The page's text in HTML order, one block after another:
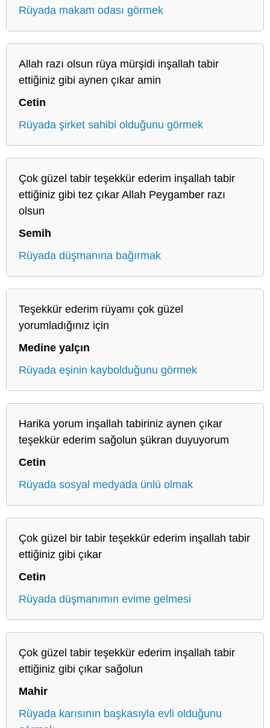
Rüyada makam odası görmek
Allah razı olsun rüya mürşidi inşallah tabir
ettiğiniz gibi aynen çıkar amin
Cetin
Rüyada şirket sahibi olduğunu görmek
Çok güzel tabir teşekkür ederim inşallah tabir
ettiğiniz gibi tez çıkar Allah Peygamber razı
olsun
Semih
Rüyada düşmanına bağırmak
Teşekkür ederim rüyamı çok güzel
yorumladığınız için
Medine yalçın
Rüyada eşinin kaybolduğunu görmek
Harika yorum inşallah tabiriniz aynen çıkar
teşekkür ederim sağolun şükran duyuyorum
Cetin
Rüyada sosyal medyada ünlü olmak
Çok güzel bir tabir teşekkür ederim inşallah tabir
ettiğiniz gibi çıkar
Cetin
Rüyada düşmanımın evime gelmesi
Çok güzel tabir teşekkür ederim inşallah tabir
ettiğiniz gibi çıkar sağolun
Mahir
Rüyada karısının başkasıyla evli olduğunu